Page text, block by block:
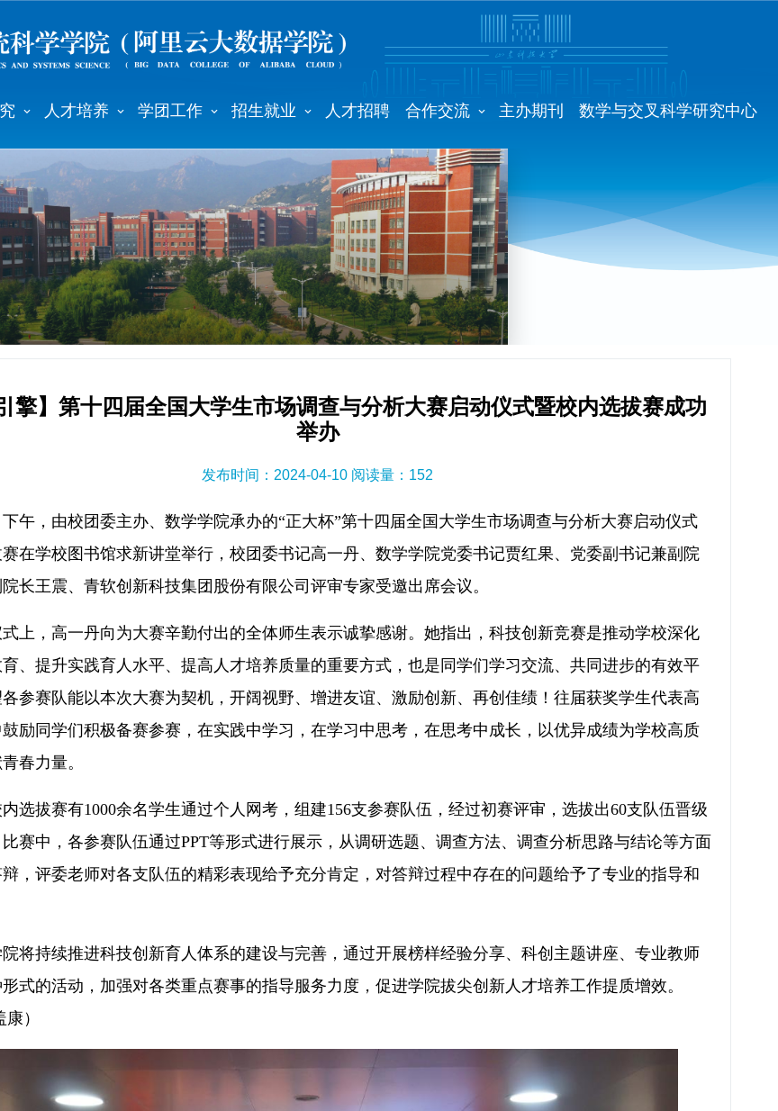
人才培养 学团工作 招生就业 人才招聘 合作交流 主办期刊 数学与交叉科学研究中心
擎】第十四届全国大学生市场调查与分析大赛启动仪式暨校内选拔赛成功
举办
发布时间：2024-04-10 阅读量： 152
下午，由校团委主办、数学学院承办的“正大杯”第十四届全国大学生市场调查与分析大赛启动仪式
在学校图书馆求新讲堂举行，校团委书记高一丹、数学学院党委书记贾红果、党委副书记兼副院
长王震、青软创新科技集团股份有限公司评审专家受邀出席会议。
式上，高一丹向为大赛辛勤付出的全体师生表示诚挚感谢。她指出，科技创新竞赛是推动学校深化
、提升实践育人水平、提高人才培养质量的重要方式，也是同学们学习交流、共同进步的有效平
参赛队能以本次大赛为契机，开阔视野、增进友谊、激励创新、再创佳绩！往届获奖学生代表高
励同学们积极备赛参赛，在实践中学习，在学习中思考，在思考中成长，以优异成绩为学校高质
春力量。
选拔赛有1000余名学生通过个人网考，组建156支参赛队伍，经过初赛评审，选拔出60支队伍晋级
赛中，各参赛队伍通过PPT等形式进行展示，从调研选题、调查方法、调查分析思路与结论等方面
，评委老师对各支队伍的精彩表现给予充分肯定，对答辩过程中存在的问题给予了专业的指导和
将持续推进科技创新育人体系的建设与完善，通过开展榜样经验分享、科创主题讲座、专业教师
式的活动，加强对各类重点赛事的指导服务力度，促进学院拔尖创新人才培养工作提质增效。
）